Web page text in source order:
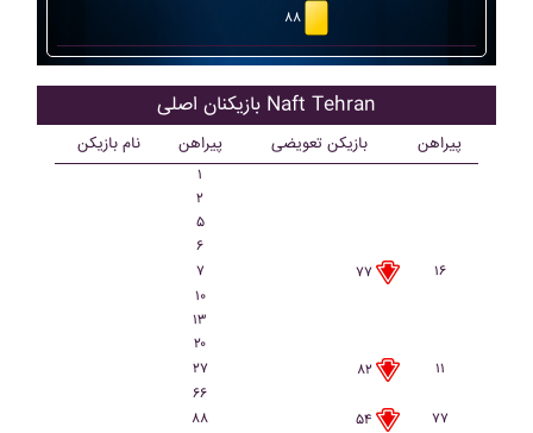
۸۸
بازیکنان اصلی Naft Tehran
نام بازیکن پیراهن بازیکن تعویضی پیراهن
۱
۲
۵
۶
۷
۷۷
۱۶
۱۰
۱۳
۲۰
۲۷
۸۲
۱۱
۶۶
۸۸
۵۴ ۷۷